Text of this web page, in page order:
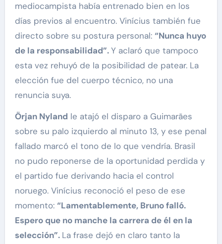
mediocampista había entrenado bien en los
días previos al encuentro. Vinícius también fue
directo sobre su postura personal: “Nunca huyo
de la responsabilidad”.Y aclaró que tampoco
esta vez rehuyó de la posibilidad de patear. La
elección fue del cuerpo técnico, no una
renuncia suya.
Örjan Nyland le atajó el disparo a Guimarães
sobre su palo izquierdo al minuto 13, y ese penal
fallado marcó el tono de lo que vendría. Brasil
no pudo reponerse de la oportunidad perdida y
el partido fue derivando hacia el control
noruego. Vinícius reconoció el peso de ese
momento: “Lamentablemente, Bruno falló.
Espero que no manche la carrera de él en la
selección”. La frase dejó en claro tanto la